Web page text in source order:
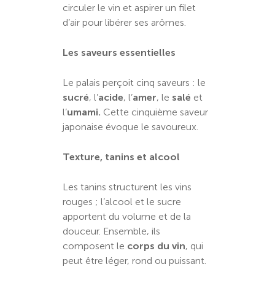
circuler le vin et aspirer un filet
d’air pour libérer ses arômes.
Les saveurs essentielles
Le palais perçoit cinq saveurs : le
sucré, l’acide, l’amer, le salé et
l’umami. Cette cinquième saveur
japonaise évoque le savoureux.
Texture, tanins et alcool
Les tanins structurent les vins
rouges ; l’alcool et le sucre
apportent du volume et de la
douceur. Ensemble, ils
composent le corps du vin, qui
peut être léger, rond ou puissant.